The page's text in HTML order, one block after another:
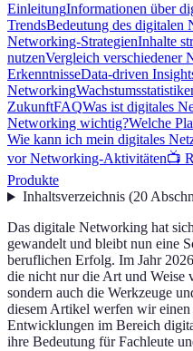
EinleitungInformationen über
TrendsBedeutung des digitalen
Networking-StrategienInhalte
nutzenVergleich verschiedener
ErkenntnisseData-driven
Networking
ZukunftFAQWas ist digitales
Networking wichtig?Welche
Wie kann ich mein digitales
vor Networking-Aktivitäten📺
Produkte
Inhaltsverzeichnis(20
Das digitale Networking hat
gewandelt und bleibt nun eine
beruflichen Erfolg. Im Jahr
die nicht nur die Art und Weise
sondern auch die Werkzeuge
diesem Artikel werfen wir
Entwicklungen im Bereich
ihre Bedeutung für Fachleute